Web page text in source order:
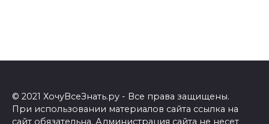
© 2021 ХочуВсеЗнать.ру - Все права защищены.
При использовании материалов сайта ссылка на
сайт обязательна. Администрация сайта не несет